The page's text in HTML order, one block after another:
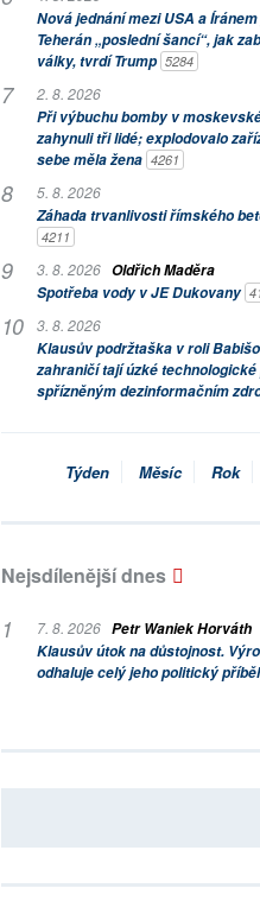
Nová jednání mezi USA a
Teherán „poslední šancí“, jak
války, tvrdí Trump 5284
2. 8. 2026
Při výbuchu bomby v
zahynuli tři lidé; explodovalo
sebe měla žena 4261
5. 8. 2026
Záhada trvanlivosti římského
4211
3. 8. 2026 Oldřich Maděra
Spotřeba vody v JE Dukovany
3. 8. 2026
Klausův podržtaška v roli
zahraničí tají úzké
spřízněným dezinformačním
Týden Měsíc Rok
Nejsdílenější dnes
7. 8. 2026 Petr Waniek Horváth
Klausův útok na důstojnost.
odhaluje celý jeho politický